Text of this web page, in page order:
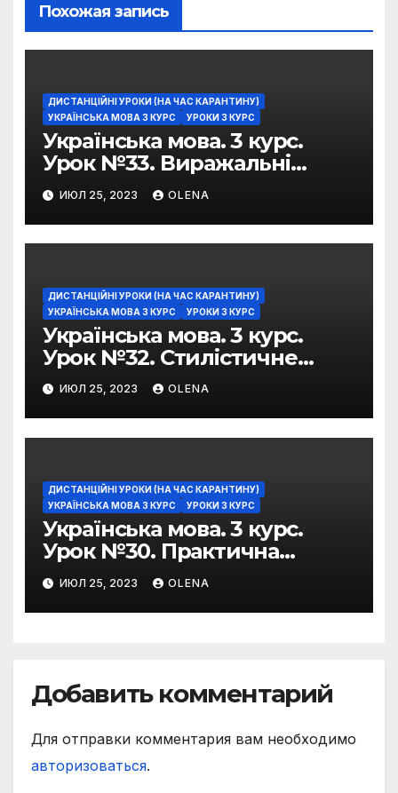
Похожая запись
ДИСТАНЦІЙНІ УРОКИ (НА ЧАС КАРАНТИНУ)
УКРАЇНСЬКА МОВА 3 КУРС
УРОКИ 3 КУРС
Українська мова. 3 курс.
Урок №33. Виражальні
можливості фразеологізмів
ИЮЛ 25, 2023 OLENA
ДИСТАНЦІЙНІ УРОКИ (НА ЧАС КАРАНТИНУ)
УКРАЇНСЬКА МОВА 3 КУРС
УРОКИ 3 КУРС
Українська мова. 3 курс.
Урок №32. Стилістичне
забарвлення
фразеологізмів
ИЮЛ 25, 2023 OLENA
ДИСТАНЦІЙНІ УРОКИ (НА ЧАС КАРАНТИНУ)
УКРАЇНСЬКА МОВА 3 КУРС
УРОКИ 3 КУРС
Українська мова. 3 курс.
Урок №30. Практична
риторика. Оцінювальні
жанри. Характеристика
ИЮЛ 25, 2023 OLENA
Добавить комментарий
Для отправки комментария вам необходимо
авторизоваться.